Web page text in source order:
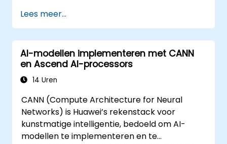
Lees meer...
AI-modellen implementeren met CANN
en Ascend AI-processors
14 Uren
CANN (Compute Architecture for Neural
Networks) is Huawei’s rekenstack voor
kunstmatige intelligentie, bedoeld om AI-
modellen te implementeren en te